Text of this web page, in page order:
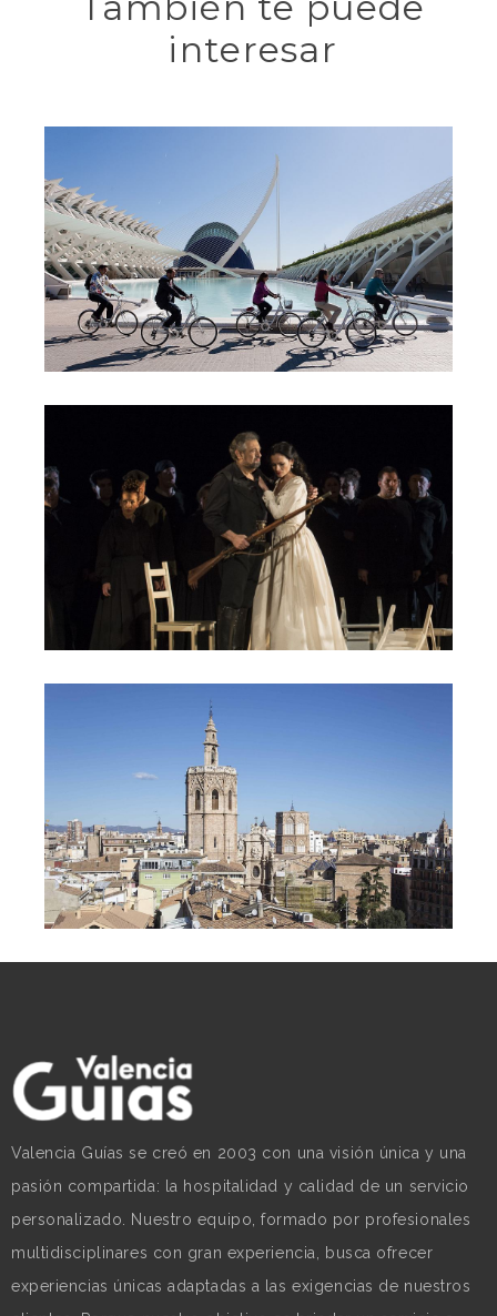
interesar
Tours en bicicleta por Valencia
Visita privada a la Ópera
Visita Valencia Histórica
Valencia Guías se creó en 2003 con una visión única y una
pasión compartida: la hospitalidad y calidad de un servicio
personalizado. Nuestro equipo, formado por profesionales
multidisciplinares con gran experiencia, busca ofrecer
experiencias únicas adaptadas a las exigencias de nuestros